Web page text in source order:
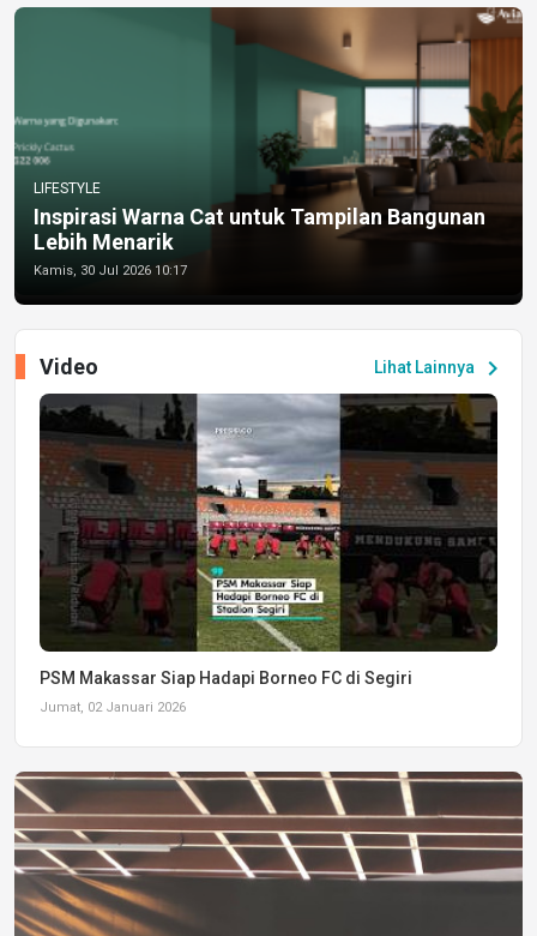
LIFESTYLE
Inspirasi Warna Cat untuk Tampilan Bangunan
Lebih Menarik
Kamis, 30 Jul 2026 10:17
Lihat Lainnya chevron_right
Video
PSM Makassar Siap Hadapi Borneo FC di Segiri
Jumat, 02 Januari 2026